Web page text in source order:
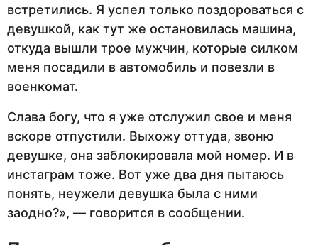
встретились. Я успел только поздороваться с
девушкой, как тут же остановилась машина,
откуда вышли трое мужчин, которые силком
меня посадили в автомобиль и повезли в
военкомат.
Слава богу, что я уже отслужил свое и меня
вскоре отпустили. Выхожу оттуда, звоню
девушке, она заблокировала мой номер. И в
инстаграм тоже. Вот уже два дня пытаюсь
понять, неужели девушка была с ними
заодно?», — говорится в сообщении.